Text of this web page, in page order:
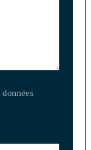
données